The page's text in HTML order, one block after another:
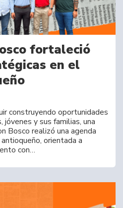
fortaleció
en el
construyendo oportunidades
jóvenes y sus familias, una
Bosco realizó una agenda
orientada a
con…